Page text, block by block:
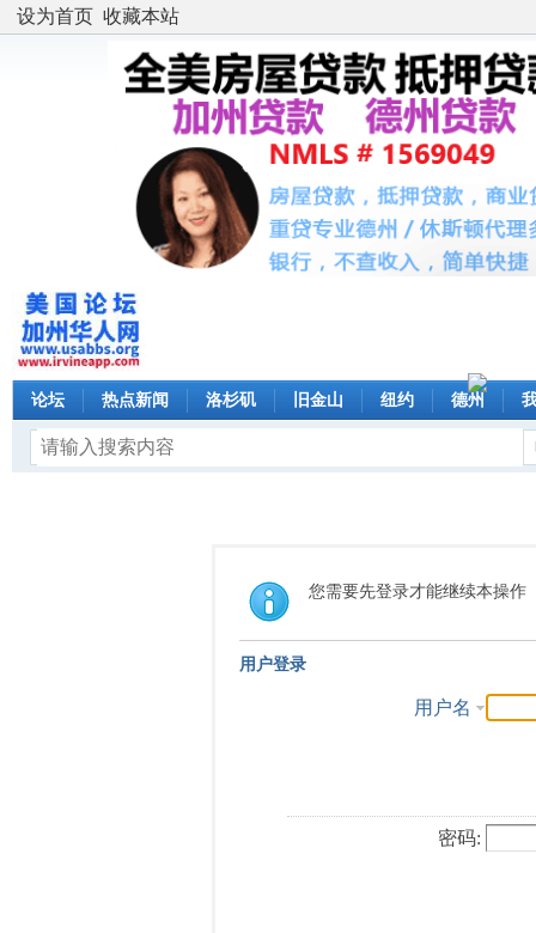
设为首页 收藏本站
论坛 热点新闻 洛杉矶 旧金山 纽约 德州
您需要先登录才能继续本操作
用户登录
用户名
密码: